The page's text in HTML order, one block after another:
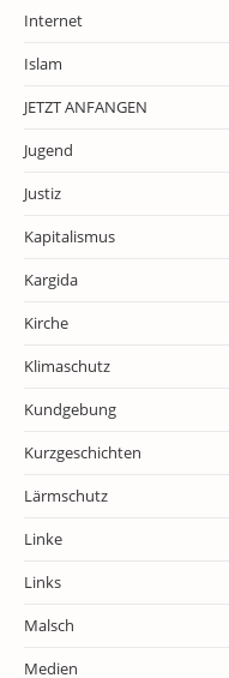
Internet
Islam
JETZT ANFANGEN
Jugend
Justiz
Kapitalismus
Kargida
Kirche
Klimaschutz
Kundgebung
Kurzgeschichten
Lärmschutz
Linke
Links
Malsch
Medien